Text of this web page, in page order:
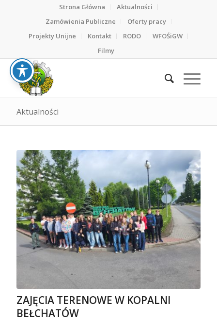
Strona Główna
Aktualności
Zamówienia Publiczne
Oferty pracy
Projekty Unijne
Kontakt RODO
WFOŚiGW
Filmy
Aktualności
ZAJĘCIA TERENOWE W KOPALNI
BEŁCHATÓW